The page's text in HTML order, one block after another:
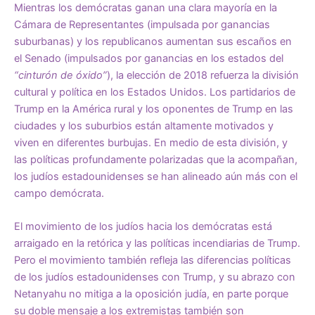
Mientras los demócratas ganan una clara mayoría en la
Cámara de Representantes (impulsada por ganancias
suburbanas) y los republicanos aumentan sus escaños en
el Senado (impulsados por ganancias en los estados del
“cinturón de óxido”), la elección de 2018 refuerza la división
cultural y política en los Estados Unidos. Los partidarios de
Trump en la América rural y los oponentes de Trump en las
ciudades y los suburbios están altamente motivados y
viven en diferentes burbujas. En medio de esta división, y
las políticas profundamente polarizadas que la acompañan,
los judíos estadounidenses se han alineado aún más con el
campo demócrata.
El movimiento de los judíos hacia los demócratas está
arraigado en la retórica y las políticas incendiarias de Trump.
Pero el movimiento también refleja las diferencias políticas
de los judíos estadounidenses con Trump, y su abrazo con
Netanyahu no mitiga a la oposición judía, en parte porque
su doble mensaje a los extremistas también son